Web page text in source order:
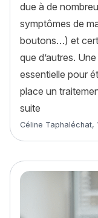
due à de
symptômes de
boutons…) et
que d’autres.
essentielle pour
place un
suite
Article rédigé par
Céline Taphaléchat,